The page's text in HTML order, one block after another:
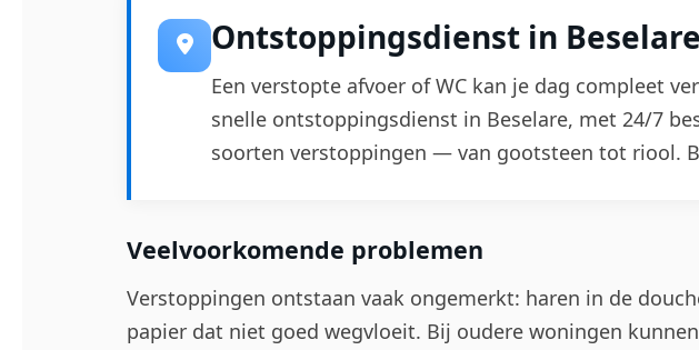
Ontstoppingsdienst in Beselare
Een verstopte afvoer of WC kan je dag compleet
snelle ontstoppingsdienst in Beselare, met 24/7
soorten verstoppingen — van gootsteen tot riool.
Veelvoorkomende problemen
Verstoppingen ontstaan vaak ongemerkt: haren in de
papier dat niet goed wegvloeit. Bij oudere woningen